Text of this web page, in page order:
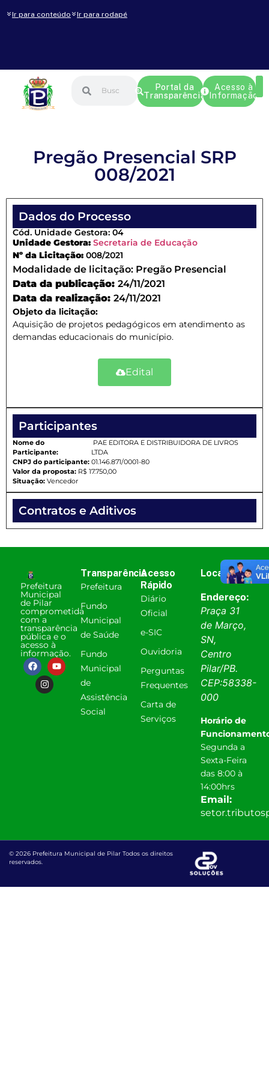
Ir para conteúdo Ir para rodapé
Portal da
Transparência
Acesso à
Informação
Pregão Presencial SRP
008/2021
Dados do Processo
Cód. Unidade Gestora: 04
Unidade Gestora: Secretaria de Educação
Nº da Licitação: 008/2021
Modalidade de licitação: Pregão Presencial
Data da publicação: 24/11/2021
Data da realização: 24/11/2021
Objeto da licitação:
Aquisição de projetos pedagógicos em atendimento as
demandas educacionais do município.
Edital
Participantes
Nome do
Participante:
PAE EDITORA E DISTRIBUIDORA DE LIVROS
LTDA
CNPJ do participante: 01.146.871/0001-80
Valor da proposta: R$ 17.750,00
Situação: Vencedor
Contratos e Aditivos
Prefeitura
Municipal
de Pilar
comprometida
com a
transparência
pública e o
acesso à
informação.
Transparência
Prefeitura
Fundo
Municipal
de Saúde
Fundo
Municipal
de
Assistência
Social
Acesso
Rápido
Diário
Oficial
e-SIC
Ouvidoria
Perguntas
Frequentes
Carta de
Serviços
Localização
Endereço:
Praça 31
de Março,
SN,
Centro
Pilar/PB.
CEP:58338-
000
Horário de
Segunda a
Sexta-Feira
das 8:00 à
14:00hrs
Email:
© 2026 Prefeitura Municipal de Pilar Todos os direitos
reservados.